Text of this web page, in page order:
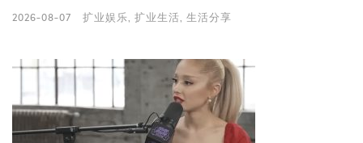
2026-08-07 扩业娱乐, 扩业生活, 生活分享